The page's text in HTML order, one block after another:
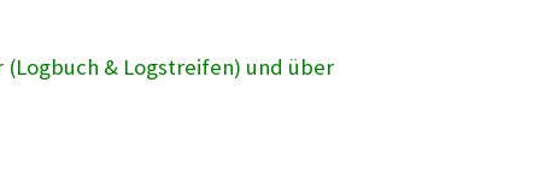
& Logstreifen) und über